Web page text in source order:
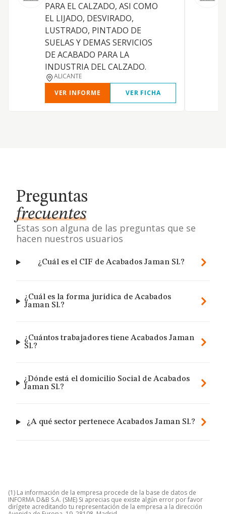
PARA EL CALZADO, ASI COMO
EL LIJADO, DESVIRADO,
LUSTRADO, PINTADO DE
SUELAS Y DEMAS SERVICIOS
DE ACABADO PARA LA
INDUSTRIA DEL CALZADO.
ALICANTE
VER INFORME
VER FICHA
Preguntas
frecuentes
Estas son alguna de las preguntas que se
hacen nuestros usuarios
¿Cuál es el CIF de Acabados Jaman Sl.?
¿Cuál es la forma jurídica de Acabados
Jaman Sl.?
¿Cuántos trabajadores tiene Acabados Jaman
Sl.?
¿Dónde está el domicilio Social de Acabados
Jaman Sl.?
¿A qué sector pertenece Acabados Jaman Sl.?
(1) La información de la empresa procede de la base de datos de
INFORMA D&B S.A. (SME) Si aprecias que existe algún error por favor
dirígete acreditando tu representación de la empresa a la dirección